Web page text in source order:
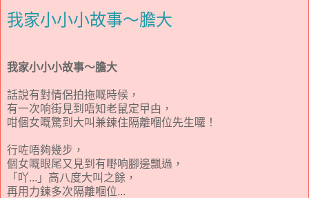
我家小小小故事～膽大
我家小小小故事～膽大
話說有對情侶拍拖嘅時候，
有一次响街見到唔知老鼠定曱甴，
咁個女嘅驚到大叫兼鍊住隔離嗰位先生囉！
行咗唔夠幾步，
個女嘅眼尾又見到有嘢响腳邊飄過，
「吖... 」高八度大叫之餘，
再用力鍊多次隔離嗰位...